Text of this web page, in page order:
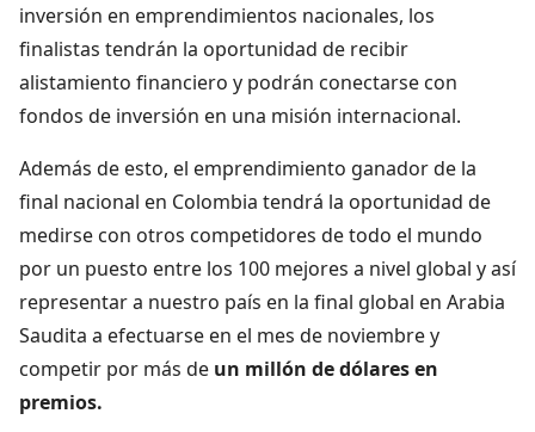
inversión en emprendimientos nacionales, los
finalistas tendrán la oportunidad de recibir
alistamiento financiero y podrán conectarse con
fondos de inversión en una misión internacional.
Además de esto, el emprendimiento ganador de la
final nacional en Colombia tendrá la oportunidad de
medirse con otros competidores de todo el mundo
por un puesto entre los 100 mejores a nivel global y así
representar a nuestro país en la final global en Arabia
Saudita a efectuarse en el mes de noviembre y
competir por más de un millón de dólares en
premios.